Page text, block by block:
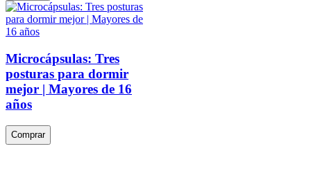
Microcápsulas: Tres
posturas para dormir
mejor | Mayores de 16
años
Comprar